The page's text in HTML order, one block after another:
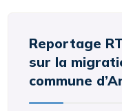
Reportage
sur la
commune